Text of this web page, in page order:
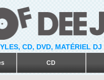
CD, DVD, MATÉRIEL
CD